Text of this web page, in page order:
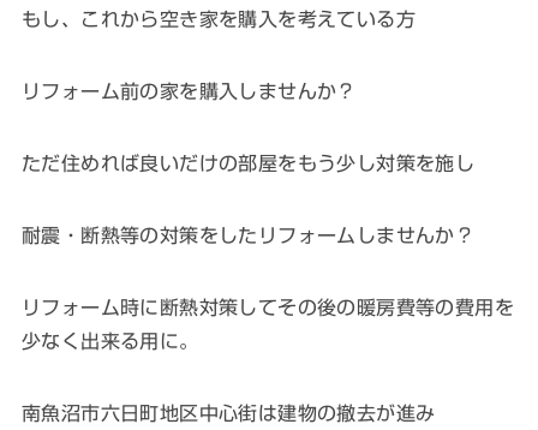
もし、これから空き家を購入を考えている方
リフォーム前の家を購入しませんか？
ただ住めれば良いだけの部屋をもう少し対策を施し
耐震・断熱等の対策をしたリフォームしませんか？
リフォーム時に断熱対策してその後の暖房費等の費用を
少なく出来る用に。
南魚沼市六日町地区中心街は建物の撤去が進み